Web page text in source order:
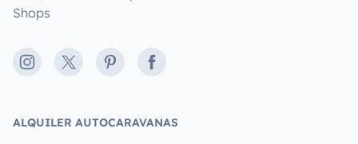
Shops
Instagram
X PinterestFacebook
ALQUILER AUTOCARAVANAS